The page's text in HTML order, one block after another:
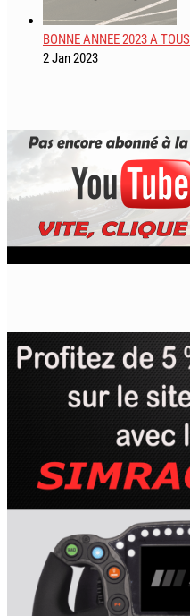
BONNE ANNEE 2023 A TOUS
2 Jan 2023